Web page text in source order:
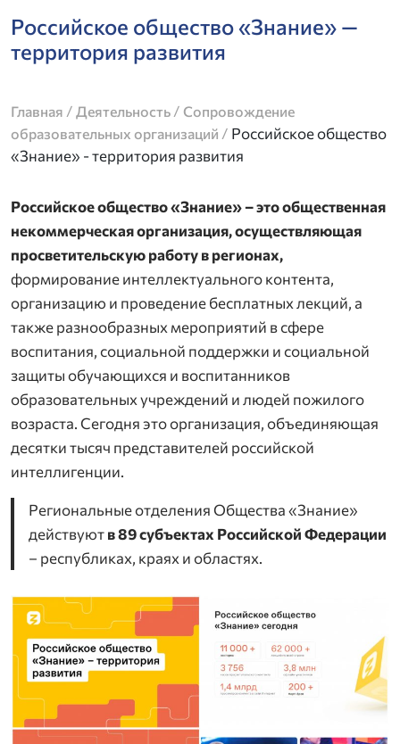
Российское общество «Знание» —
территория развития
Главная / Деятельность / Сопровождение
образовательных организаций / Российское общество
«Знание» - территория развития
Российское общество «Знание» –это общественная
некоммерческая организация, осуществляющая
просветительскую работу в регионах,
формирование интеллектуального контента,
организацию и проведение бесплатных лекций, а
также разнообразных мероприятий в сфере
воспитания, социальной поддержки и социальной
защиты обучающихся и воспитанников
образовательных учреждений и людей пожилого
возраста. Сегодня это организация, объединяющая
десятки тысяч представителей российской
интеллигенции.
Региональные отделения Общества «Знание»
действуютв 89 субъектах Российской Федерации
– республиках, краях и областях.